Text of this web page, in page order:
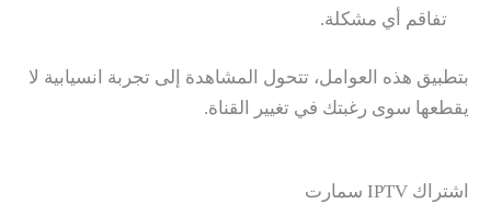
تفاقم أي مشكلة.
بتطبيق هذه العوامل، تتحول المشاهدة إلى تجربة انسيابية لا
يقطعها سوى رغبتك في تغيير القناة.
اشتراك IPTV سمارت